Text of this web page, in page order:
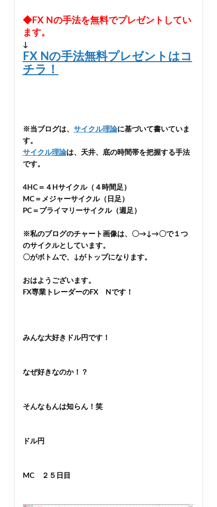
◆FX Nの手法を無料でプレゼントしてい
ます。
↓
FX Nの手法無料プレゼントはコ
チラ！
※当ブログは、 サイクル理論に基づいて書いていま
す。
サイクル理論は、天井、底の時間帯を把握する手法
です。
4HC＝４Hサイクル（４時間足）
MC＝メジャーサイクル（日足）
PC＝プライマリーサイクル（週足）
※私のブログのチャート画像は、〇→↓→〇で１つ
のサイクルとしています。
〇がボトムで、↓がトップになります。
おはようございます。
FX専業トレーダーのFX Nです！
みんな大好きドル円です！
なぜ好きなのか！？
そんなもんは知らん！笑
ドル円
MC ２５日目